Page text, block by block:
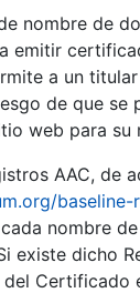
nombre de
emitir
a un
de que se
web para su
AAC, de
nombre
dicho
Certificado